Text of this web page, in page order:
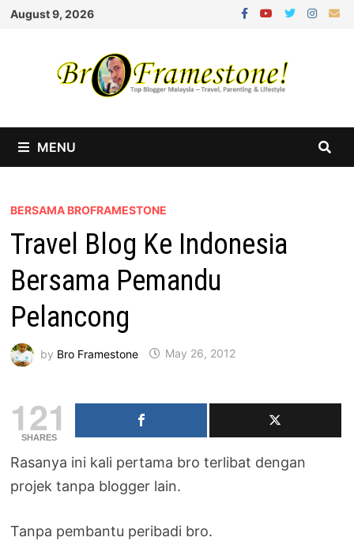
Skip
August 9, 2026
MENU
BERSAMA BROFRAMESTONE
Travel Blog Ke Indonesia
Bersama Pemandu
Pelancong
by Bro Framestone May 26, 2012
121
SHARES
Rasanya ini kali pertama bro terlibat dengan
projek tanpa blogger lain.
Tanpa pembantu peribadi bro.